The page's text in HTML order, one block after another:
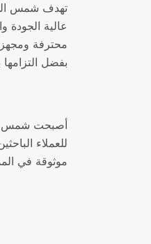
تهدف شمس
عالية الجودة
محترفة
بفضل التزامها
أصبحت شمس
للعملاء
موثوقة في